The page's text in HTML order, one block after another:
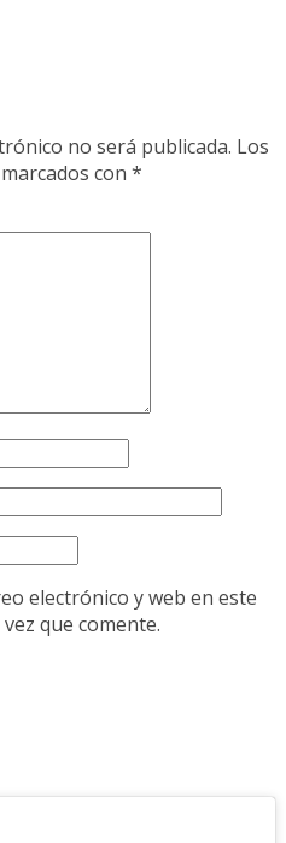
no será publicada. Los
con *
electrónico y web en este
que comente.